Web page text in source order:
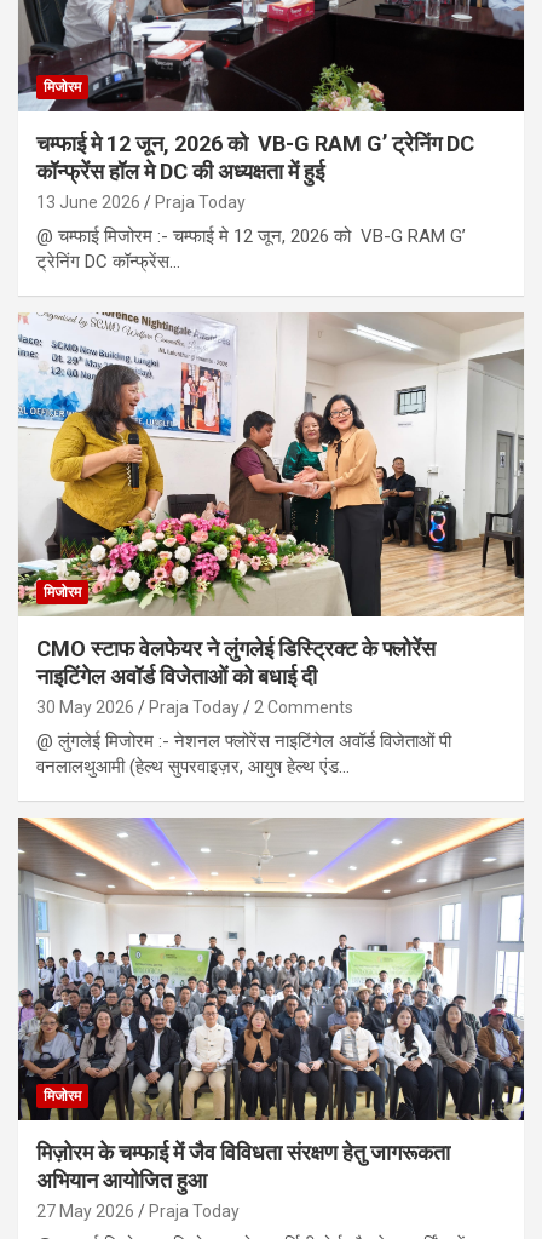
मिजोरम
चम्फाई मे 12 जून, 2026 को VB-G RAM G’ ट्रेनिंग DC
कॉन्फ्रेंस हॉल मे DC की अध्यक्षता में हुई
13 June 2026 Praja Today
@ चम्फाई मिजोरम :- चम्फाई मे 12 जून, 2026 को VB-G RAM G’
ट्रेनिंग DC कॉन्फ्रेंस…
मिजोरम
CMO स्टाफ वेलफेयर ने लुंगलेई डिस्ट्रिक्ट के फ्लोरेंस
नाइटिंगेल अवॉर्ड विजेताओं को बधाई दी
30 May 2026 Praja Today 2 Comments
@ लुंगलेई मिजोरम :- नेशनल फ्लोरेंस नाइटिंगेल अवॉर्ड विजेताओं पी
वनलालथुआमी (हेल्थ सुपरवाइज़र, आयुष हेल्थ एंड…
मिजोरम
मिज़ोरम के चम्फाई में जैव विविधता संरक्षण हेतु जागरूकता
अभियान आयोजित हुआ
27 May 2026 Praja Today